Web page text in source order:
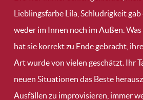
Lieblingsfarbe Lila, Schludrigkeit gab
weder im Innen noch im Außen. Was
hat sie korrekt zu Ende gebracht,
Art wurde von vielen geschätzt. Ihr
neuen Situationen das Beste
Ausfällen zu improvisieren, immer